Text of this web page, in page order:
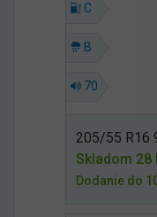
C
B
70
205/55 R16
Skladom 28
Dodanie do